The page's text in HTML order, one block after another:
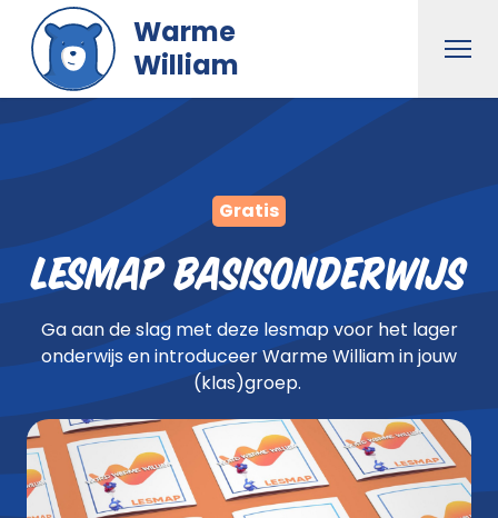
Naar hoofdinhoud gaan
Warme
William
Gratis
Lesmap Basisonderwijs
Ga aan de slag met deze lesmap voor het lager
onderwijs en introduceer Warme William in jouw
(klas)groep. ​